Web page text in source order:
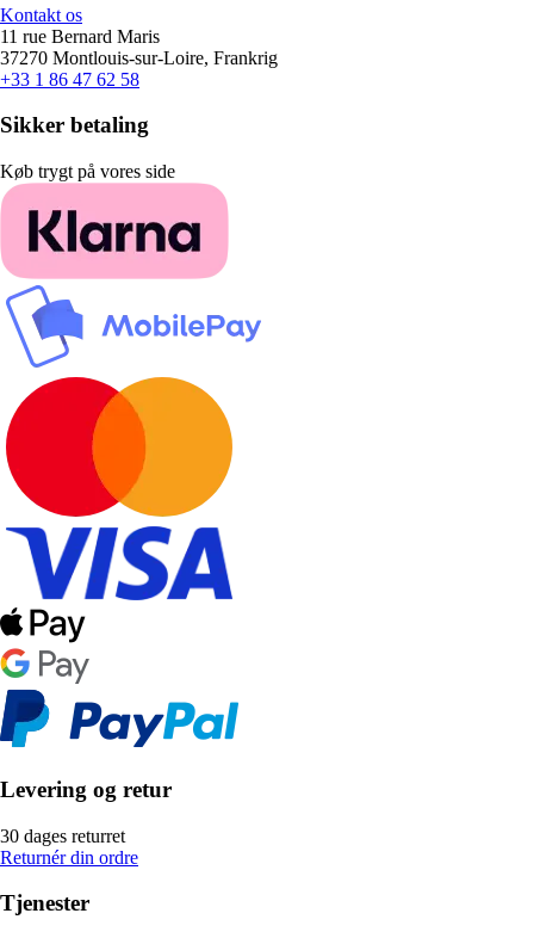
Kontakt os
11 rue Bernard Maris
37270 Montlouis-sur-Loire, Frankrig
+33 1 86 47 62 58
Sikker betaling
Køb trygt på vores side
Levering og retur
30 dages returret
Returnér din ordre
Tjenester